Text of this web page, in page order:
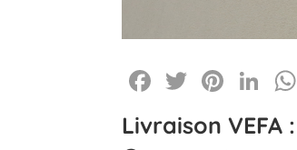
Facebook
Twitter
Livraison